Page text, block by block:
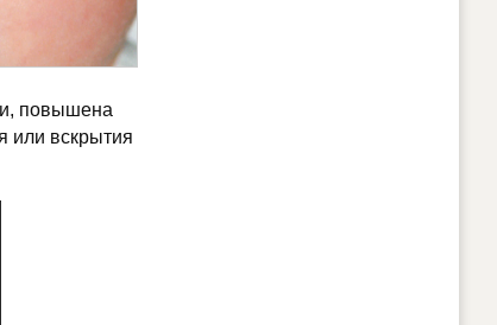
повышена
или вскрытия